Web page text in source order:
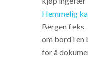
Hemmelig
Bergen
om bord i en
for å